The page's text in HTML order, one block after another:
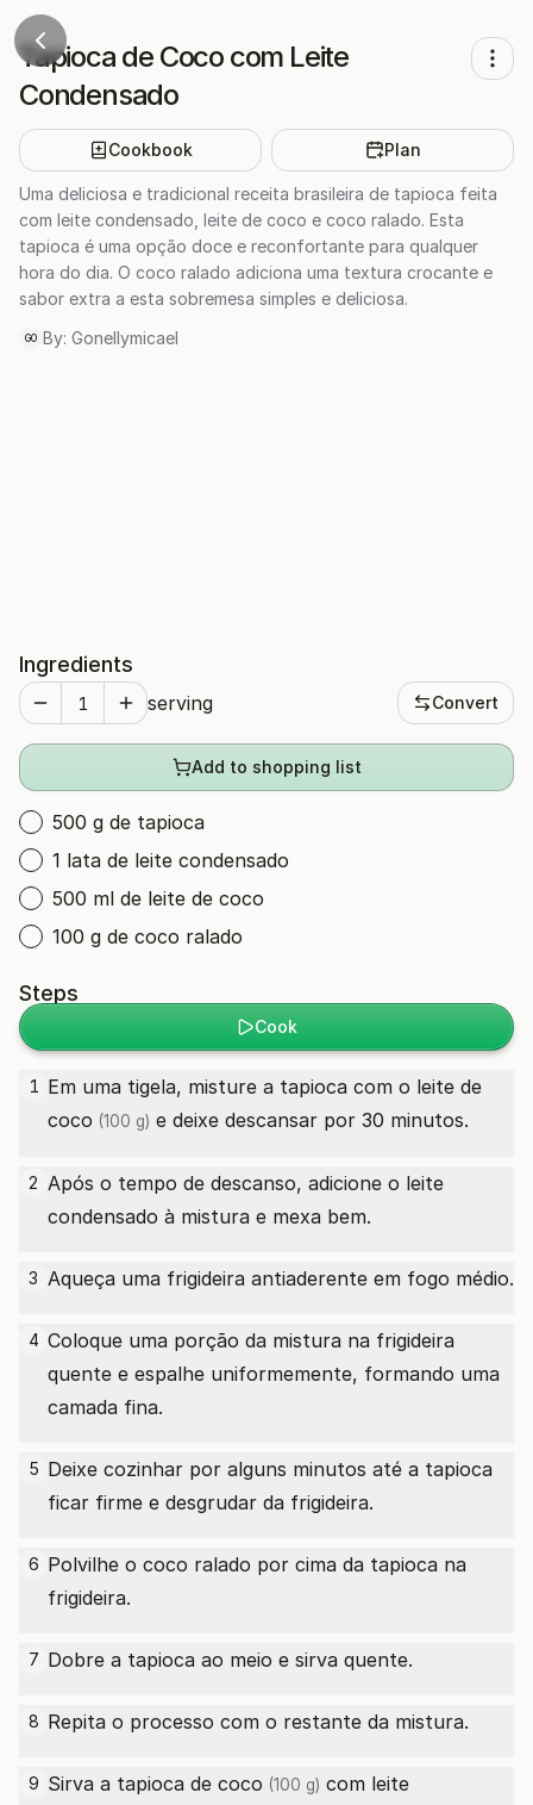
Tapioca de Coco com Leite
Condensado
Cookbook Plan
Uma deliciosa e tradicional receita brasileira de tapioca feita
com leite condensado, leite de coco e coco ralado. Esta
tapioca é uma opção doce e reconfortante para qualquer
hora do dia. O coco ralado adiciona uma textura crocante e
sabor extra a esta sobremesa simples e deliciosa.
GO By: Gonellymicael
Ingredients
serving Convert
Add to shopping list
500 g de tapioca
1 lata de leite condensado
500 ml de leite de coco
100 g de coco ralado
Steps
Cook
1 Em uma tigela, misture a tapioca com o leite de
coco (100 g) e deixe descansar por 30 minutos.
2 Após o tempo de descanso, adicione o leite
condensado à mistura e mexa bem.
3 Aqueça uma frigideira antiaderente em fogo médio.
4 Coloque uma porção da mistura na frigideira
quente e espalhe uniformemente, formando uma
camada fina.
5 Deixe cozinhar por alguns minutos até a tapioca
ficar firme e desgrudar da frigideira.
6 Polvilhe o coco ralado por cima da tapioca na
frigideira.
7 Dobre a tapioca ao meio e sirva quente.
8 Repita o processo com o restante da mistura.
9 Sirva a tapioca de coco (100 g) com leite